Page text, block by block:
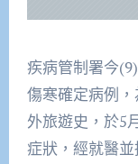
疾病管制署今
傷寒確定病例
外旅遊史，於5
症狀，經就醫